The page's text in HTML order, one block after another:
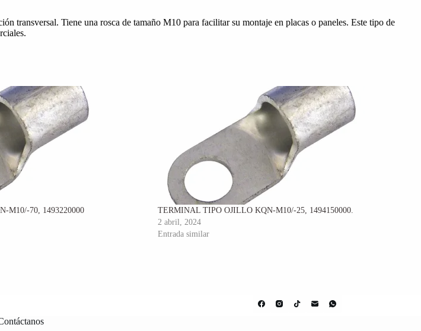
transversal. Tiene una rosca de tamaño M10 para facilitar su montaje en placas o paneles. Este tipo de
M10/-70, 1493220000
TERMINAL TIPO OJILLO KQN-M10/-25, 1494150000.
2 abril, 2024
Entrada similar